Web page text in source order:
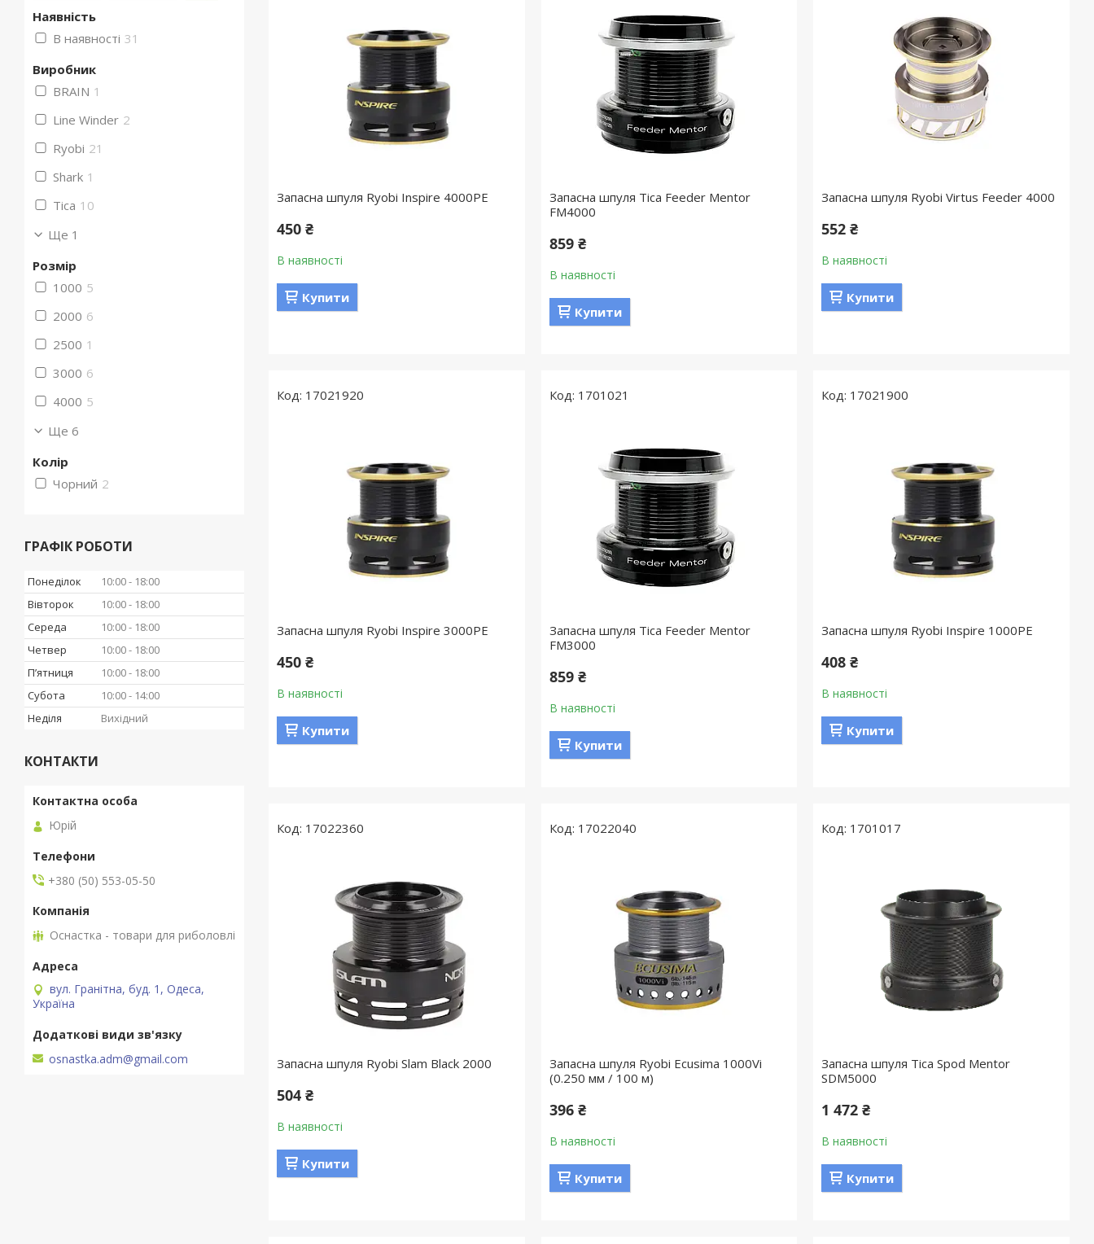
Запасна шпуля Ryobi Inspire 4000PE
450 ₴
В наявності
Купити
Запасна шпуля Tica Feeder Mentor
FM4000
859 ₴
В наявності
Купити
Запасна шпуля Ryobi Virtus Feeder 4000
552 ₴
В наявності
Купити
17021920
Запасна шпуля Ryobi Inspire 3000PE
450 ₴
В наявності
Купити
1701021
Запасна шпуля Tica Feeder Mentor
FM3000
859 ₴
В наявності
Купити
17021900
Запасна шпуля Ryobi Inspire 1000PE
408 ₴
В наявності
Купити
17022360
Запасна шпуля Ryobi Slam Black 2000
504 ₴
В наявності
Купити
17022040
Запасна шпуля Ryobi Ecusima 1000Vi
(0.250 мм / 100 м)
396 ₴
В наявності
Купити
1701017
Запасна шпуля Tica Spod Mentor
SDM5000
1 472 ₴
В наявності
Купити
Наявність
В наявності 31
Виробник
BRAIN 1
Line Winder 2
Ryobi 21
Shark 1
Tica 10
Ще 1
Розмір
1000 5
2000 6
2500 1
3000 6
4000 5
Ще 6
Колір
Чорний 2
ГРАФІК РОБОТИ
Понеділок 10:00
18:00
Вівторок
10:00
18:00
Середа
10:00
18:00
Четвер
10:00
18:00
Пʼятниця
10:00
18:00
Субота
10:00
14:00
Неділя
Вихідний
КОНТАКТИ
Юрій
+380 (50) 553-05-50
Оснастка - товари для риболовлі
вул. Гранітна, буд. 1, Одеса,
Україна
osnastka.adm@gmail.com